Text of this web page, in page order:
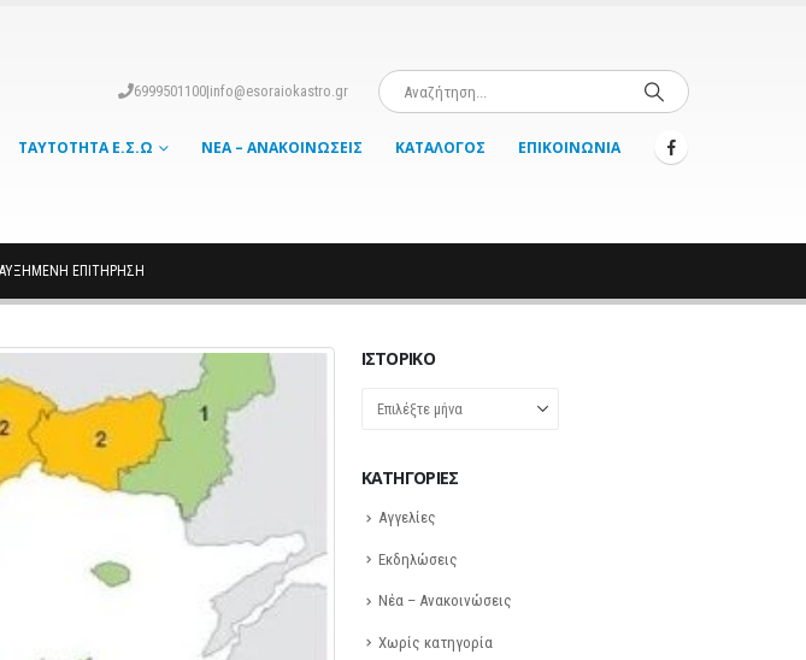
6999501100|info@esoraiokastro.gr
ΤΑΥΤΌΤΗΤΑ Ε.Σ.Ω ΝΈΑ – ΑΝΑΚΟΙΝΏΣΕΙΣ ΚΑΤΆΛΟΓΟΣ ΕΠΙΚΟΙΝΩΝΊΑ
ΑΥΞΗΜΕΝΗ ΕΠΙΤΗΡΗΣΗ
ΙΣΤΟΡΙΚΌ
Ιστορικό
KΑΤΗΓΟΡΊΕΣ
Αγγελίες
Εκδηλώσεις
Νέα – Ανακοινώσεις
Χωρίς κατηγορία